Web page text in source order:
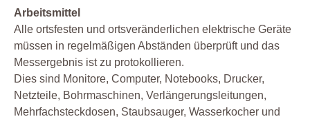
Arbeitsmittel
Alle ortsfesten und ortsveränderlichen elektrische Geräte
müssen in regelmäßigen Abständen überprüft und das
Messergebnis ist zu protokollieren.
Dies sind Monitore, Computer, Notebooks, Drucker,
Netzteile, Bohrmaschinen, Verlängerungsleitungen,
Mehrfachsteckdosen, Staubsauger, Wasserkocher und